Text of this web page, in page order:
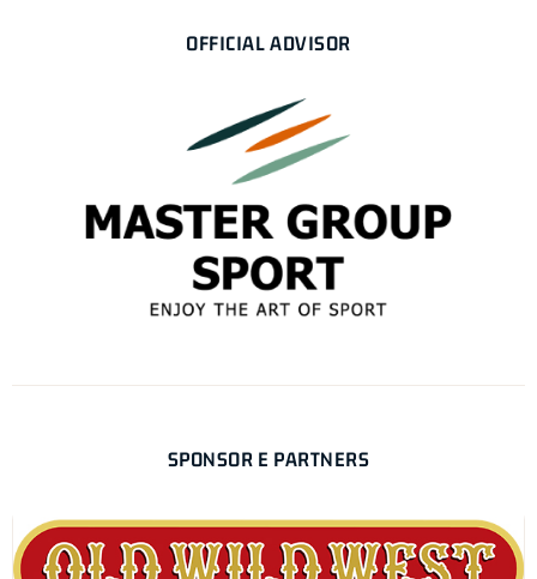
OFFICIAL ADVISOR
SPONSOR E PARTNERS